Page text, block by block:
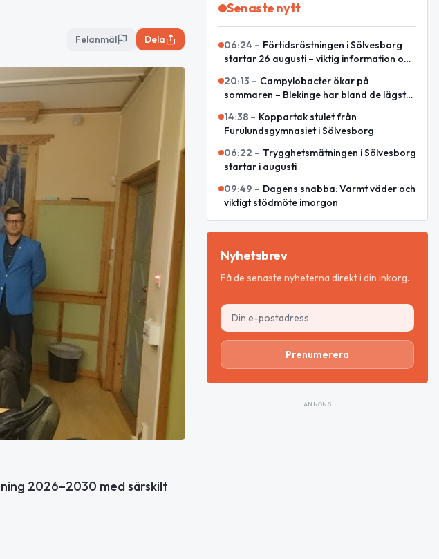
Felanmäl Dela
2026–2030 med särskilt
Senaste nytt
06:24 – Förtidsröstningen i Sölvesborg
startar 26 augusti – viktig information om
20:13 – Campylobacter ökar på
sommaren – Blekinge har bland de lägsta
14:38 – Koppartak stulet från
Furulundsgymnasiet i Sölvesborg
06:22 – Trygghetsmätningen i Sölvesborg
startar i augusti
09:49 – Dagens snabba: Varmt väder och
viktigt stödmöte imorgon
Nyhetsbrev
Få de senaste nyheterna direkt i din inkorg.
Prenumerera
ANNONS